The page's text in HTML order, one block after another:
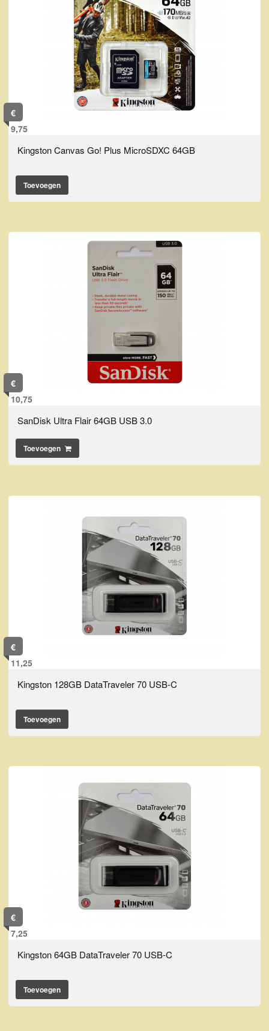
€
9,75
Kingston Canvas Go! Plus MicroSDXC 64GB
Toevoegen
€
10,75
SanDisk Ultra Flair 64GB USB 3.0
Toevoegen
€
11,25
Kingston 128GB DataTraveler 70 USB-C
Toevoegen
€
7,25
Kingston 64GB DataTraveler 70 USB-C
Toevoegen